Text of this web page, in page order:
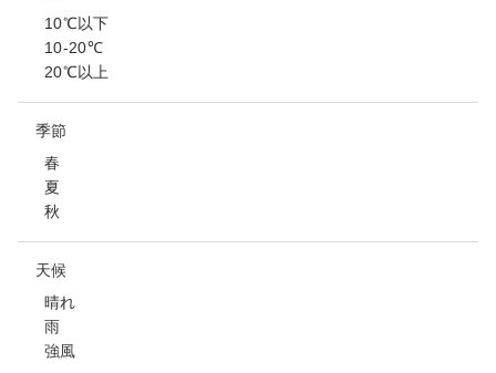
10℃以下
10-20℃
20℃以上
季節
春
夏
秋
天候
晴れ
雨
強風